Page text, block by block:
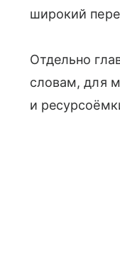
широкий
Отдельно
словам, для
и